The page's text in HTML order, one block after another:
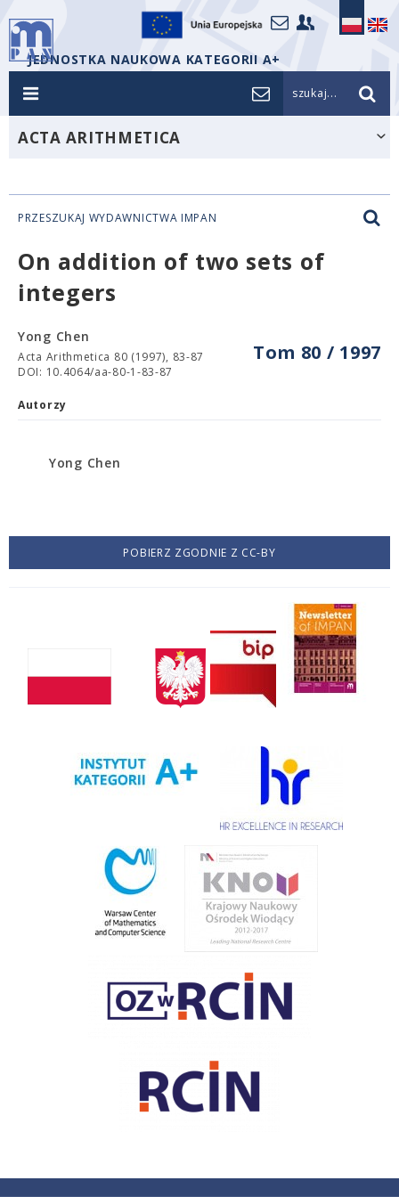
JEDNOSTKA NAUKOWA KATEGORII A+
szukaj...
ACTA ARITHMETICA
PRZESZUKAJ WYDAWNICTWA IMPAN
On addition of two sets of
integers
Tom 80 / 1997
Yong Chen
Acta Arithmetica 80 (1997), 83-87
DOI: 10.4064/aa-80-1-83-87
Autorzy
Yong Chen
POBIERZ ZGODNIE Z CC-BY